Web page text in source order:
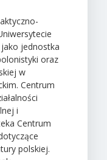
jednostka
oraz
w
Centrum
i
Centrum
polskiej.